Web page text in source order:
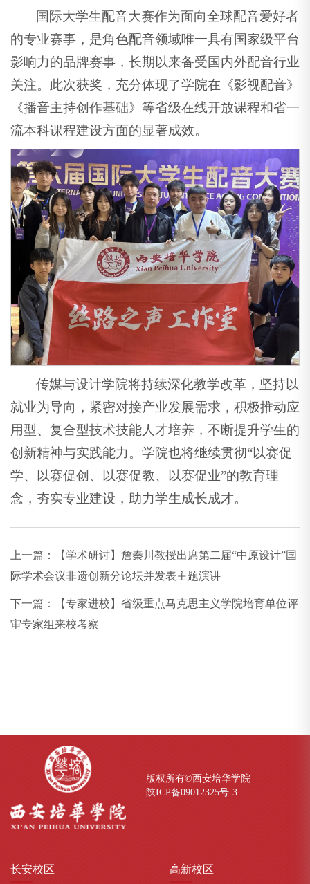
国际大学生配音大赛作为面向全球配音爱好者
的专业赛事，是角色配音领域唯一具有国家级平台
影响力的品牌赛事，长期以来备受国内外配音行业
关注。此次获奖，充分体现了学院在《影视配音》
《播音主持创作基础》等省级在线开放课程和省一
流本科课程建设方面的显著成效。
传媒与设计学院将持续深化教学改革，坚持以
就业为导向，紧密对接产业发展需求，积极推动应
用型、复合型技术技能人才培养，不断提升学生的
创新精神与实践能力。学院也将继续贯彻“以赛促
学、以赛促创、以赛促教、以赛促业”的教育理
念，夯实专业建设，助力学生成长成才。
上一篇：
【学术研讨】詹秦川教授出席第二届“中原设计”国
际学术会议非遗创新分论坛并发表主题演讲
下一篇：
【专家进校】省级重点马克思主义学院培育单位评
审专家组来校考察
版权所有©西安培华学院
陕ICP备09012325号-3
长安校区 高新校区